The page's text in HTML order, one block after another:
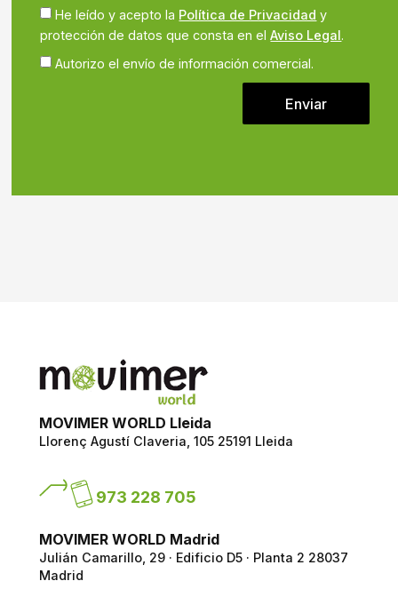
He leído y acepto la Política de Privacidad y
protección de datos que consta en elAviso Legal
Autorizo el envío de información comercial.
Enviar
MOVIMER WORLD Lleida
Llorenç Agustí Claveria, 105 25191 Lleida
973 228 705
MOVIMER WORLD Madrid
Julián Camarillo, 29 · Edificio D5 · Planta 2 28037
Madrid